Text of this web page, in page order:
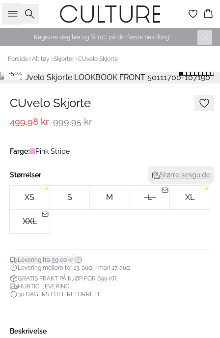
Søk
Registrer deg herog få 10% på din første bestilling*
Forside Alt tøy Skjorter CUvelo Skjorte
-50%
CUvelo Skjorte
499,98 kr 999,95 kr
Farge: Pink Stripe
Størrelser Størrelsesguide
XS S M L XL
XXL
Levering fra 59,00 kr*
Levering mellom tor 13. aug. - man 17. aug.
GRATIS FRAKT PÅ KJØP FOR 699 KR.
HURTIG LEVERING
30 DAGERS FULL RETURRETT
Beskrivelse